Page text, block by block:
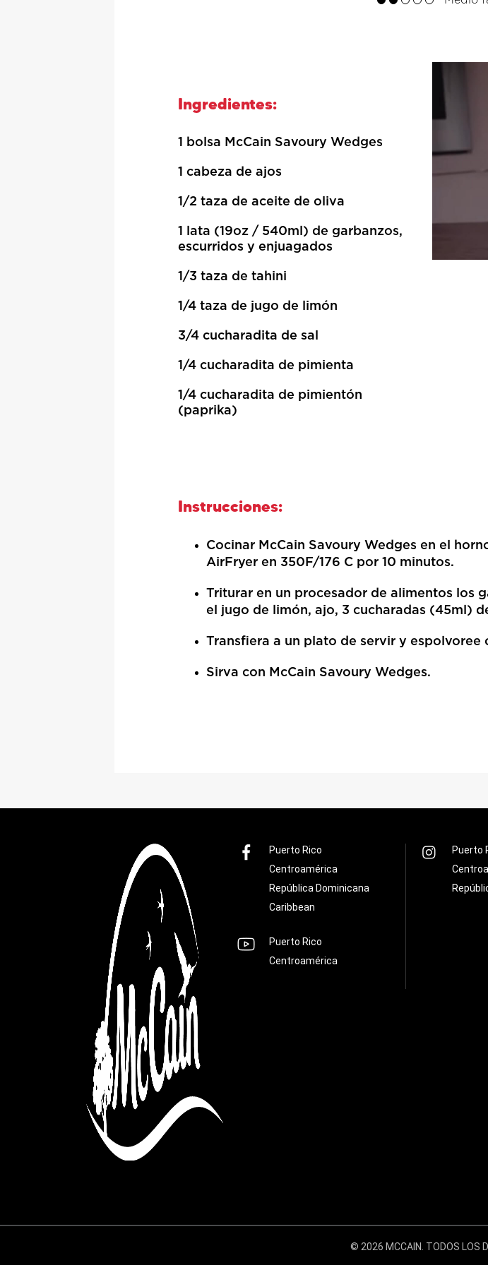
Ingredientes:
1 bolsa McCain Savoury Wedges
1 cabeza de ajos
1/2 taza de aceite de oliva
1 lata (19oz / 540ml) de garbanzos,
escurridos y enjuagados
1/3 taza de tahini
1/4 taza de jugo de limón
3/4 cucharadita de sal
1/4 cucharadita de pimienta
1/4 cucharadita de pimientón
(paprika)
Instrucciones:
Cocinar McCain Savoury Wedges en el
AirFryer en 350F/176 C por 10 minutos.
Triturar en un procesador de alimentos los
el jugo de limón, ajo, 3 cucharadas (45ml)
Transfiera a un plato de servir y espolvoree
Sirva con McCain Savoury Wedges.
Puerto Rico
Centroamérica
República Dominicana
Caribbean
Puerto
Puerto Rico
Centroamérica
© 2026 MCCAIN. TODOS LOS